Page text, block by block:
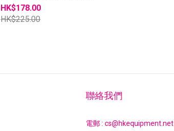
3A 多功能充電器
HK$178.00
HK$225.00
聯絡我們
電郵 : cs@hkequipment.net